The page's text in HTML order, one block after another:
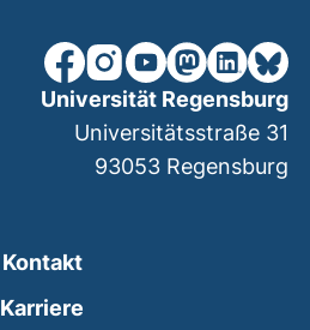
unsere Facebook-Seite
unsere Instagram-
unsere YouTube-
unsereunsere
Kontakt
Karriere
Universität Regensburg
Universitätsstraße 31
93053 Regensburg